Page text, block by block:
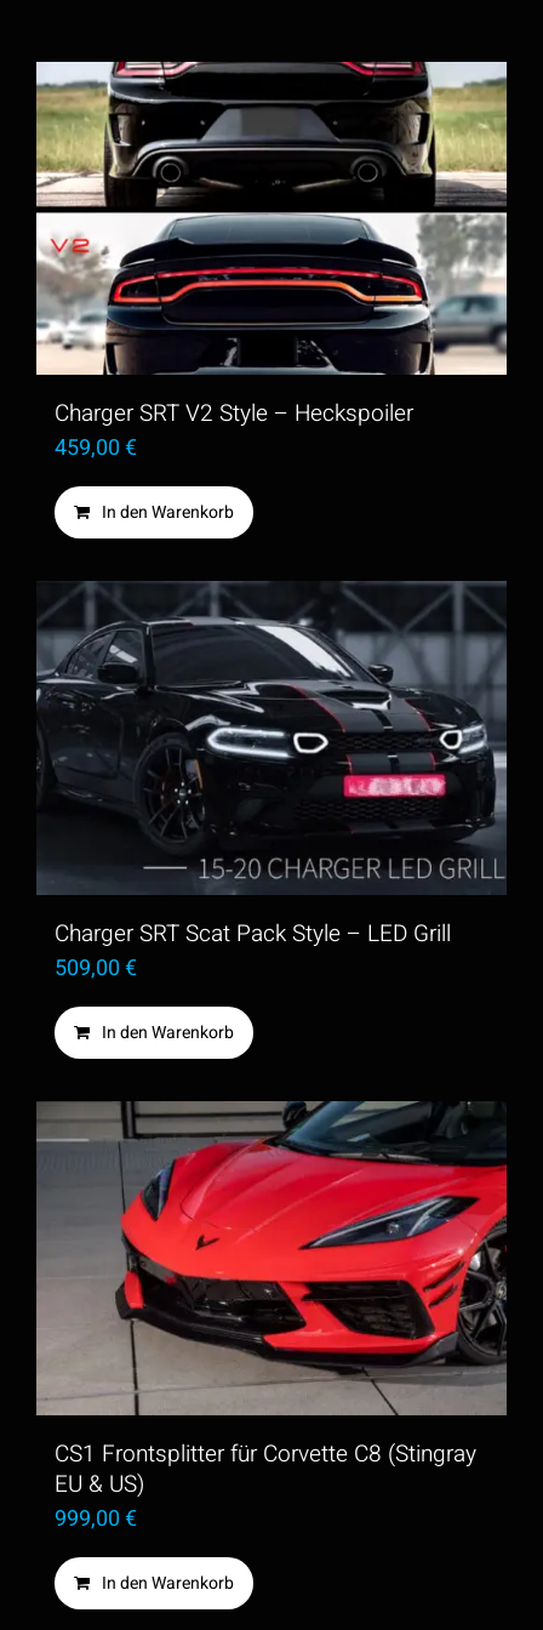
Charger SRT V2 Style – Heckspoiler
459,00€
In den Warenkorb
Charger SRT Scat Pack Style – LED Grill
509,00€
In den Warenkorb
CS1 Frontsplitter für Corvette C8 (Stingray
EU & US)
999,00€
In den Warenkorb